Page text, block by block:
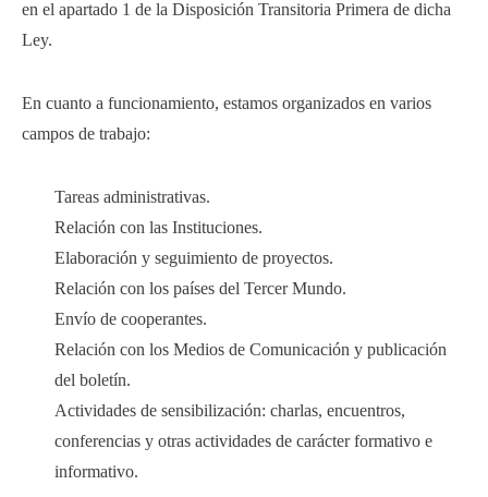
en el apartado 1 de la Disposición Transitoria Primera de dicha
Ley.
En cuanto a funcionamiento, estamos organizados en varios
campos de trabajo:
Tareas administrativas.
Relación con las Instituciones.
Elaboración y seguimiento de proyectos.
Relación con los países del Tercer Mundo.
Envío de cooperantes.
Relación con los Medios de Comunicación y publicación
del boletín.
Actividades de sensibilización: charlas, encuentros,
conferencias y otras actividades de carácter formativo e
informativo.